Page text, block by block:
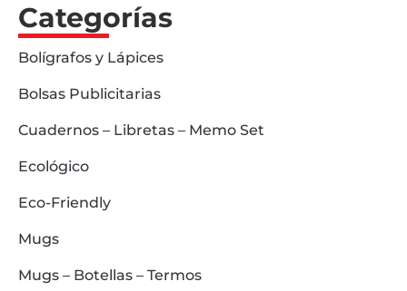
Categorías
Bolígrafos y Lápices
Bolsas Publicitarias
Cuadernos – Libretas – Memo Set
Ecológico
Eco-Friendly
Mugs
Mugs – Botellas – Termos